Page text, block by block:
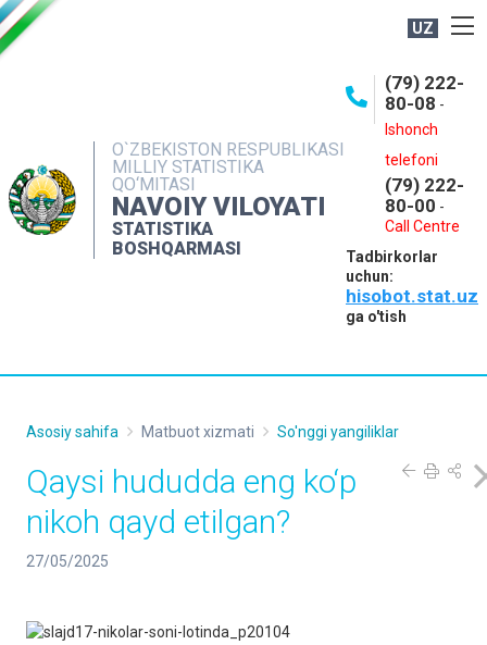
UZ
O`ZBEKISTON RESPUBLIKASI
MILLIY STATISTIKA
QO‘MITASI
NAVOIY VILOYATI
STATISTIKA
BOSHQARMASI
(79) 222-
80-08 -
Ishonch
telefoni
(79) 222-
80-00 -
Call Centre
Tadbirkorlar
uchun:
hisobot.stat.uz
ga o'tish
OCHIQ MA'LUMOTLAR
INTERAKTIV XIZMATLAR
MUROJAATLAR
Asosiy sahifa Matbuot xizmati So'nggi yangiliklar
Qaysi hududda eng ko‘p
nikoh qayd etilgan?
27/05/2025